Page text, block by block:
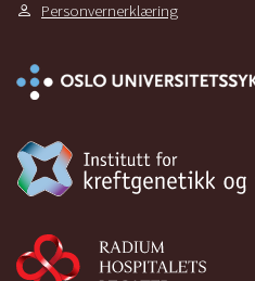
Personvernerklæring